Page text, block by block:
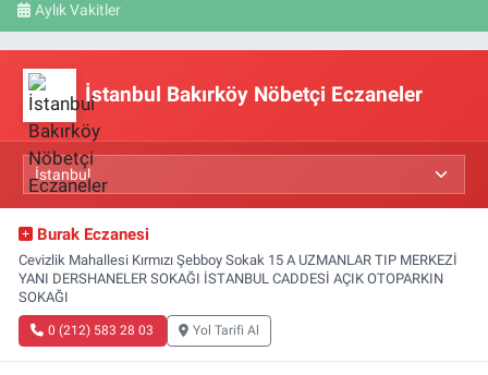
Aylık Vakitler
İstanbul Bakırköy Nöbetçi Eczaneler
Burak Eczanesi
Cevizlik Mahallesi Kırmızı Şebboy Sokak 15 A UZMANLAR TIP MERKEZİ
YANI DERSHANELER SOKAĞI İSTANBUL CADDESİ AÇIK OTOPARKIN
SOKAĞI
0 (212) 583 28 03 Yol Tarifi Al